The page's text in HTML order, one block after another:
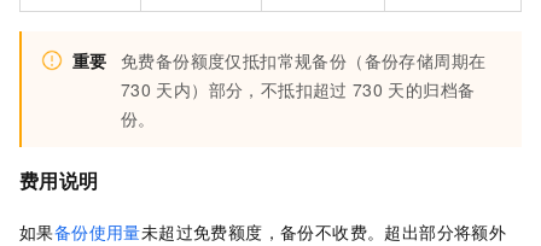
重要 免费备份额度仅抵扣常规备份（备份存储周期在
730 天内）部分，不抵扣超过 730 天的归档备
份。
费用说明
如果备份使用量未超过免费额度，备份不收费。超出部分将额外